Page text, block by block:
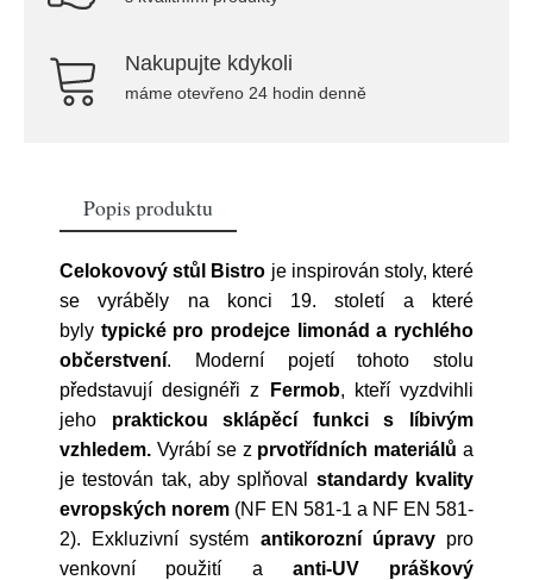
Nakupujte kdykoli
máme otevřeno 24 hodin denně
Popis produktu
Celokovový stůl Bistro je inspirován stoly, které
se vyráběly na konci 19. století a které
byly typické pro prodejce limonád a rychlého
občerstvení. Moderní pojetí tohoto stolu
představují designéři z
Fermob, kteří vyzdvihli
jeho praktickou sklápěcí funkci s líbivým
vzhledem. Vyrábí sez prvotřídních materiálů a
je testován tak, aby splňoval standardy kvality
evropských norem (NF EN 581-1 a NF EN 581-
2). Exkluzivní systém antikorozní úpravypro
venkovní použití a anti-UV práškový